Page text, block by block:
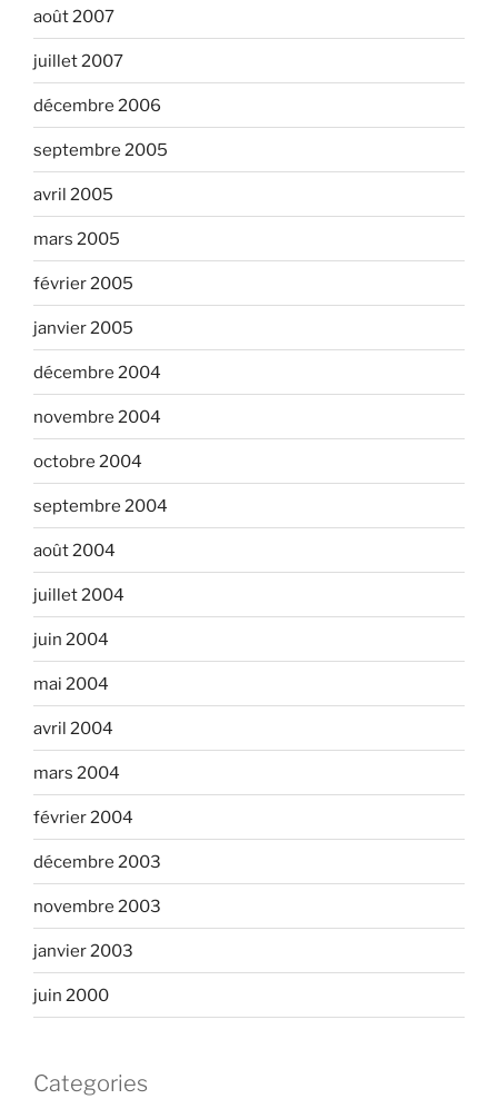
août 2007
juillet 2007
décembre 2006
septembre 2005
avril 2005
mars 2005
février 2005
janvier 2005
décembre 2004
novembre 2004
octobre 2004
septembre 2004
août 2004
juillet 2004
juin 2004
mai 2004
avril 2004
mars 2004
février 2004
décembre 2003
novembre 2003
janvier 2003
juin 2000
Categories